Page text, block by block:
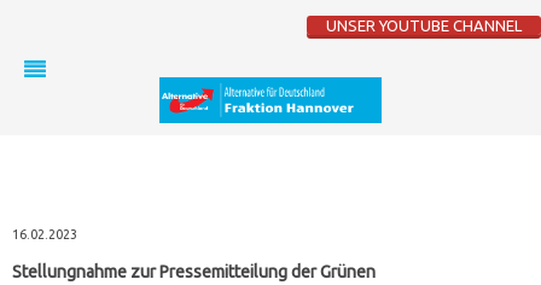
UNSER YOUTUBE CHANNEL
16.02.2023
Stellungnahme zur Pressemitteilung der Grünen